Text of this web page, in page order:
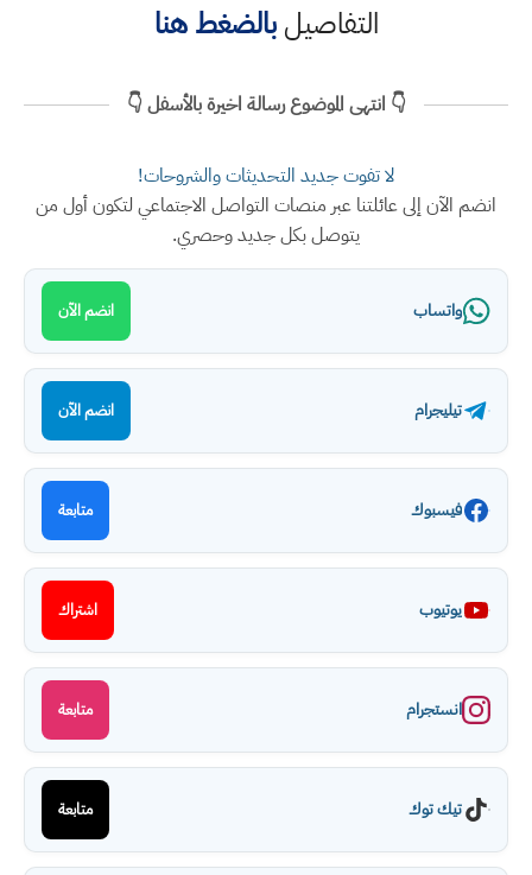
التفاصيلبالضغط هنا
👇 انتهى الموضوع رسالة اخيرة بالأسفل 👇
لا تفوت جديد التحديثات والشروحات!
انضم الآن إلى عائلتنا عبر منصات التواصل الاجتماعي لتكون أول من
يتوصل بكل جديد وحصري.
واتساب انضم الآن
تيليجرام انضم الآن
فيسبوك متابعة
يوتيوب اشتراك
انستجرام متابعة
تيك توك متابعة